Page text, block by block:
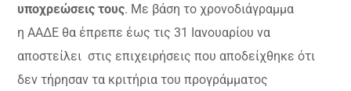
υποχρεώσεις τους. Με βάση το χρονοδιάγραμμα
η ΑΑΔΕ θα έπρεπε έως τις 31 Ιανουαρίου να
αποστείλει στις επιχειρήσεις που αποδείχθηκε ότι
δεν τήρησαν τα κριτήρια του προγράμματος